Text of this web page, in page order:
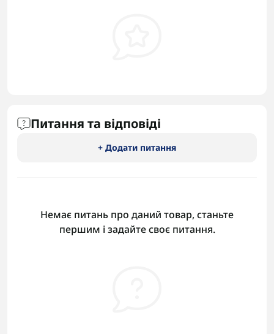
Питання та відповіді
+ Додати питання
Немає питань про даний товар, станьте
першим і задайте своє питання.